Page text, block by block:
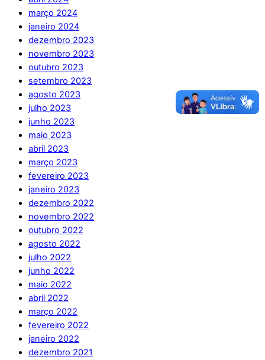
março 2024
janeiro 2024
dezembro 2023
novembro 2023
outubro 2023
setembro 2023
agosto 2023
julho 2023
junho 2023
maio 2023
abril 2023
março 2023
fevereiro 2023
janeiro 2023
dezembro 2022
novembro 2022
outubro 2022
agosto 2022
julho 2022
junho 2022
maio 2022
abril 2022
março 2022
fevereiro 2022
janeiro 2022
dezembro 2021